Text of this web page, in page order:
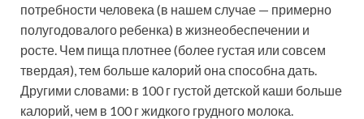
потребности человека (в нашем случае — примерно
полугодовалого ребенка) в жизнеобеспечении и
росте. Чем пища плотнее (более густая или совсем
твердая), тем больше калорий она способна дать.
Другими словами: в 100 г густой детской каши больше
калорий, чем в 100 г жидкого грудного молока.